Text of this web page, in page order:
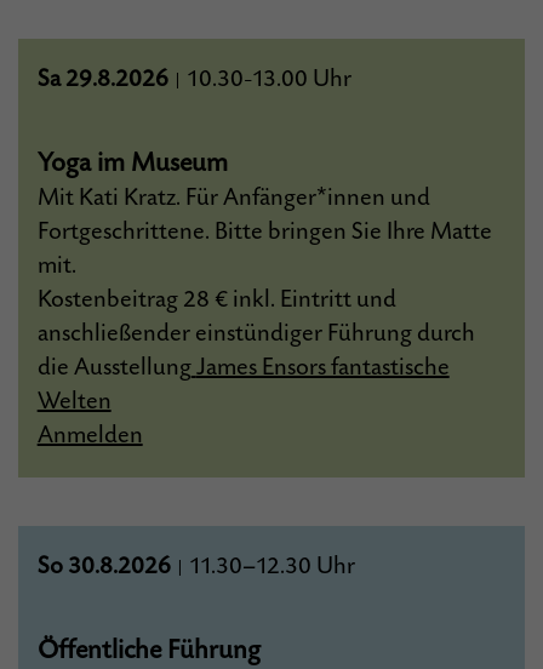
Sa 29.8.2026 10.30–13.00 Uhr
Yoga im Museum
Mit Kati Kratz. Für Anfänger*innen und
Fortgeschrittene. Bitte bringen Sie Ihre Matte
mit.
Kostenbeitrag 28 € inkl. Eintritt und
anschließender einstündiger Führung durch
die AusstellungJames Ensors fantastische
Welten
Anmelden
So 30.8.2026 11.30–12.30 Uhr
Öffentliche Führung